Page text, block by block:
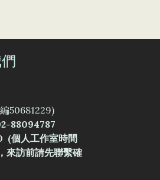
50681229)
88094787
(個人工作室時間
來訪前請先聯繫確